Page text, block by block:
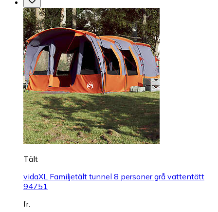
Tält
vidaXL Familjetält tunnel 8 personer grå vattentätt
94751
fr.